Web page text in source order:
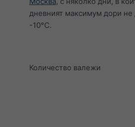
дневният максимум дори не
-10°C.
Количество валежи